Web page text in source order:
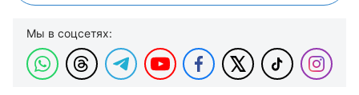
Мы в соцсетях: